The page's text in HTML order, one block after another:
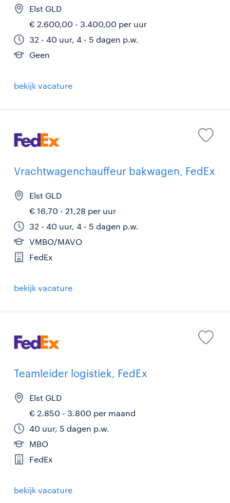
Elst GLD
€ 2.600,00 - 3.400,00 per uur
32 - 40 uur, 4 - 5 dagen p.w.
Geen
bekijk vacature
Vrachtwagenchauffeur bakwagen, FedEx
Elst GLD
€ 16,70 - 21,28 per uur
32 - 40 uur, 4 - 5 dagen p.w.
VMBO/MAVO
FedEx
bekijk vacature
Teamleider logistiek, FedEx
Elst GLD
€ 2.850 - 3.800 per maand
40 uur, 5 dagen p.w.
MBO
FedEx
bekijk vacature